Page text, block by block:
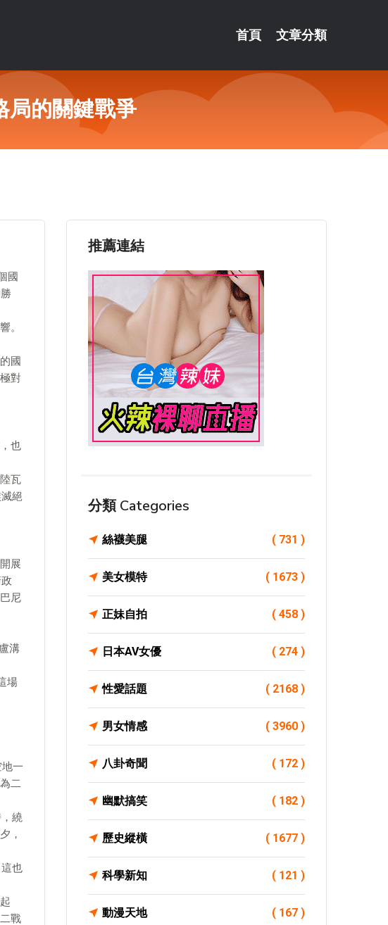
首頁 文章分類
局的關鍵戰爭
國
。
國
對
也
瓦
絕
展
尼
溝
場
一
二
繞
，
也
戰
推薦連結
分類 Categories
絲襪美腿 ( 731 )
美女模特 ( 1673 )
正妹自拍 ( 458 )
日本AV女優 ( 274 )
性愛話題 ( 2168 )
男女情感 ( 3960 )
八卦奇聞 ( 172 )
幽默搞笑 ( 182 )
歷史縱橫 ( 1677 )
科學新知 ( 121 )
動漫天地 ( 167 )